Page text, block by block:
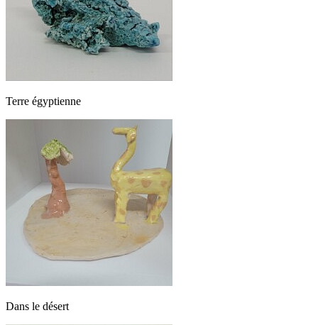
Terre égyptienne
Dans le désert